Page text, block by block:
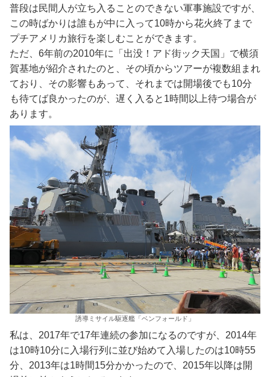
普段は民間人が立ち入ることのできない軍事施設ですが、
この時ばかりは誰もが中に入って10時から花火終了まで
プチアメリカ旅行を楽しむことができます。
ただ、6年前の2010年に「出没！アド街ック天国」で横須
賀基地が紹介されたのと、その頃からツアーが複数組まれ
ており、その影響もあって、それまでは開場後でも10分
も待てば良かったのが、遅く入ると1時間以上待つ場合が
あります。
誘導ミサイル駆逐艦「ベンフォールド」
私は、2017年で17年連続の参加になるのですが、2014年
は10時10分に入場行列に並び始めて入場したのは10時55
分、2013年は1時間15分かかったので、2015年以降は開